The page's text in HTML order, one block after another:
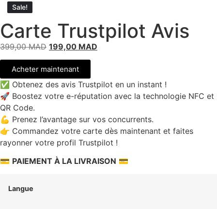
Sale!
Sale!
Carte Trustpilot Avis
399,00MAD 199,00 MAD
Acheter maintenant
✅ Obtenez des avis Trustpilot en un instant !
🚀 Boostez votre e-réputation avec la technologie NFC et
QR Code.
💪 Prenez l’avantage sur vos concurrents.
👉 Commandez votre carte dès maintenant et faites
rayonner votre profil Trustpilot !
💳 PAIEMENT À LA LIVRAISON 💳
Langue